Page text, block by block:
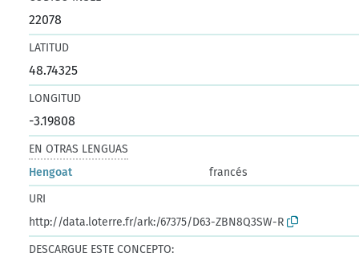
22078
LATITUD
48.74325
LONGITUD
-3.19808
EN OTRAS LENGUAS
Hengoat
francés
URI
http://data.loterre.fr/ark:/67375/D63-ZBN8Q3SW-R
DESCARGUE ESTE CONCEPTO: